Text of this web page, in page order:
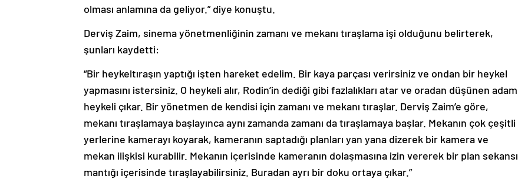
olması anlamına da geliyor.” diye konuştu.
Derviş Zaim, sinema yönetmenliğinin zamanı ve mekanı tıraşlama işi olduğunu belirterek,
şunları kaydetti:
“Bir heykeltıraşın yaptığı işten hareket edelim. Bir kaya parçası verirsiniz ve ondan bir heykel
yapmasını istersiniz. O heykeli alır, Rodin’in dediği gibi fazlalıkları atar ve oradan düşünen adam
heykeli çıkar. Bir yönetmen de kendisi için zamanı ve mekanı tıraşlar. Derviş Zaim’e göre,
mekanı tıraşlamaya başlayınca aynı zamanda zamanı da tıraşlamaya başlar. Mekanın çok çeşitli
yerlerine kamerayı koyarak, kameranın saptadığı planları yan yana dizerek bir kamera ve
mekan ilişkisi kurabilir. Mekanın içerisinde kameranın dolaşmasına izin vererek bir plan sekansı
mantığı içerisinde tıraşlayabilirsiniz. Buradan ayrı bir doku ortaya çıkar.”